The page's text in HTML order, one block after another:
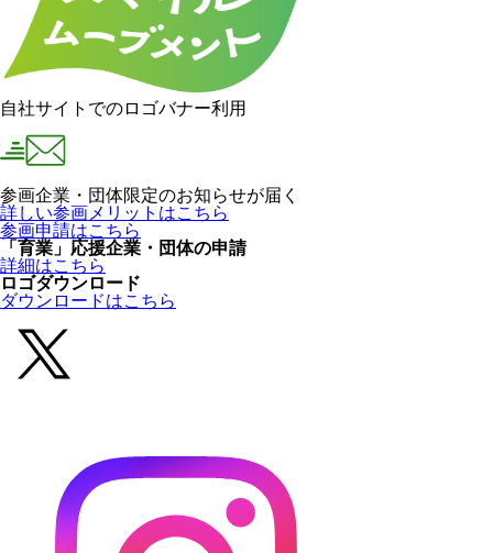
自社サイトでのロゴバナー利用
参画企業・団体限定のお知らせが届く
詳しい参画メリットはこちら
参画申請はこちら
「育業」応援企業・団体の申請
詳細はこちら
ロゴダウンロード
ダウンロードはこちら